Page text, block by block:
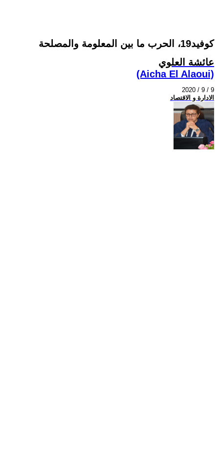
كوفيد19، الحرب ما بين المعلومة والمصلحة
عائشة العلوي
(Aicha El Alaoui)
2020 / 9 / 9
الادارة و الاقتصاد